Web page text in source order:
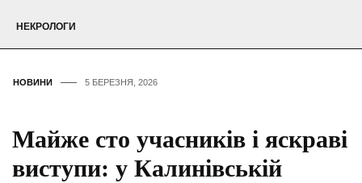
НЕКРОЛОГИ
НОВИНИ 5 БЕРЕЗНЯ, 2026
Майже сто учасників і яскраві
виступи: у Калинівській